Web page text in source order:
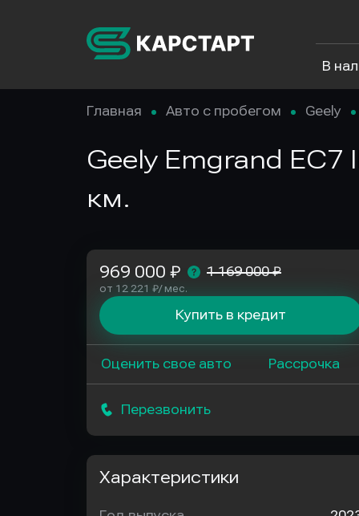
В
Главная Авто с пробегом Geely
Geely Emgrand EC7
км.
969 000 ₽ 1 169 000 ₽
от 12 221 ₽/ мес.
Купить в кредит
Оценить свое авто Рассрочка
Перезвонить
Характеристики